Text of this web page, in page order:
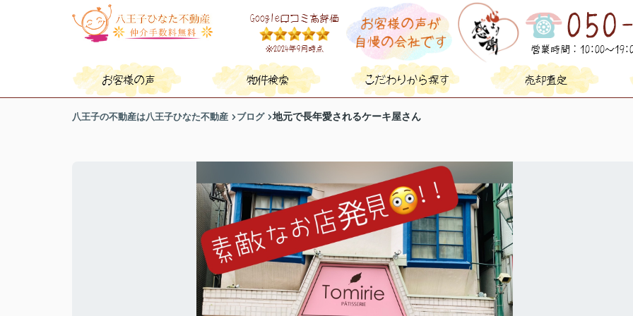
八王子の不動産は八王子ひなた不動産 ブログ 地元で長年愛されるケーキ屋さん